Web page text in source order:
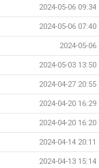
2024-05-06 09:34
2024-05-06 07:40
2024-05-06
2024-05-03 13:50
2024-04-27 20:55
2024-04-20 16:29
2024-04-20 16:20
2024-04-14 20:11
2024-04-13 15:14